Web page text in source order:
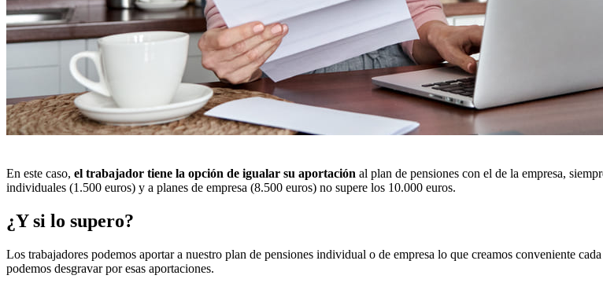
En este caso, el trabajador tiene la opción de igualar su aportación al plan de pensiones con el de la empresa,
individuales (1.500 euros) y a planes de empresa (8.500 euros) no supere los 10.000 euros.
¿Y si lo supero?
Los trabajadores podemos aportar a nuestro plan de pensiones individual o de empresa lo que creamos conveniente
podemos desgravar por esas aportaciones.